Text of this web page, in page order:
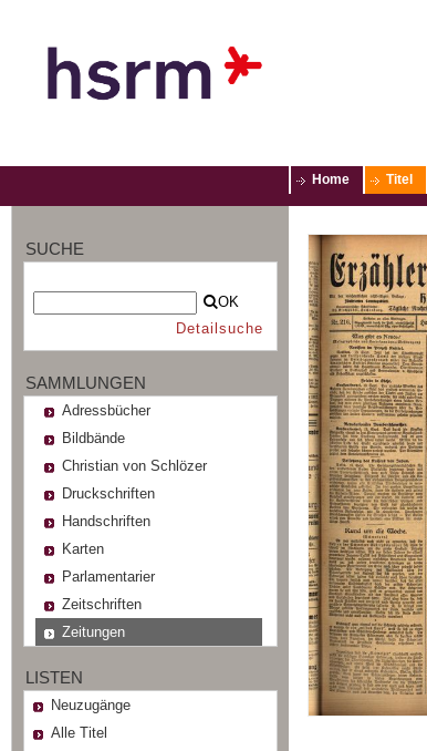
Home Titel
SUCHE
OK
Detailsuche
SAMMLUNGEN
Adressbücher
Bildbände
Christian von Schlözer
Druckschriften
Handschriften
Karten
Parlamentarier
Zeitschriften
Zeitungen
LISTEN
Neuzugänge
Alle Titel